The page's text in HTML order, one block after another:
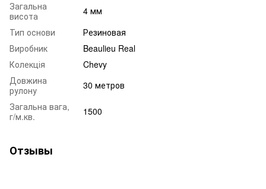
Загальна
висота
4 мм
Тип основи
Резиновая
Виробник
Beaulieu Real
Колекція
Chevy
Довжина
рулону
30 метров
Загальна вага,
г/м.кв.
1500
Отзывы